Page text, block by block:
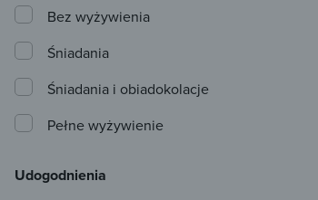
Bez wyżywienia
Śniadania
Śniadania i obiadokolacje
Pełne wyżywienie
Udogodnienia